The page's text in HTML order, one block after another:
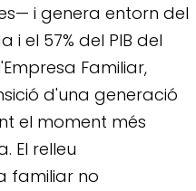
i genera entorn del
i el 57% del PIB del
Familiar,
d'una generació
el moment més
El relleu
familiar no